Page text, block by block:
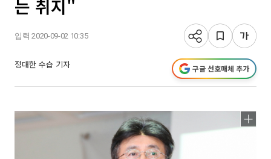
는 취지"
입력 2020-09-02 10:35
정대한 수습 기자 구글 선호매체 추가